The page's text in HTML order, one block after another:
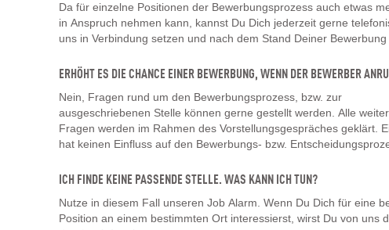
Da für einzelne Positionen der Bewerbungsprozess auch etwas
in Anspruch nehmen kann, kannst Du Dich jederzeit gerne
uns in Verbindung setzen und nach dem Stand Deiner Bewerbung
ERHÖHT ES DIE CHANCE EINER BEWERBUNG, WENN DER BEWERBER
Nein, Fragen rund um den Bewerbungsprozess, bzw. zur
ausgeschriebenen Stelle können gerne gestellt werden. Alle
Fragen werden im Rahmen des Vorstellungsgespräches geklärt.
hat keinen Einfluss auf den Bewerbungs- bzw.
ICH FINDE KEINE PASSENDE STELLE. WAS KANN ICH TUN?
Nutze in diesem Fall unseren Job Alarm. Wenn Du Dich für eine
Position an einem bestimmten Ort interessierst, wirst Du von uns